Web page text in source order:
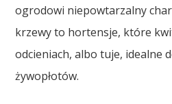
ogrodowi niepowtarzalny
krzewy to hortensje, które
odcieniach, albo tuje, idealne
żywopłotów.